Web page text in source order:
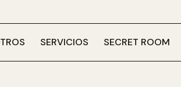
SERVICIOS SECRET ROOM